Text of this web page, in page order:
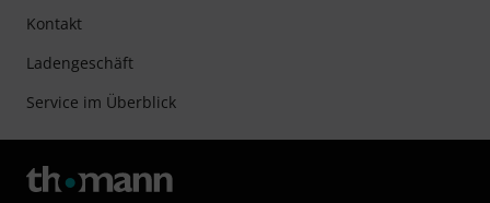
Kontakt
Ladengeschäft
Service im Überblick